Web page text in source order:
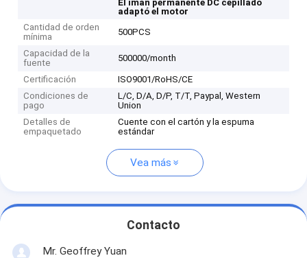
El imán permanente DC cepillado
adaptó el motor
Cantidad de orden
mínima
500PCS
Capacidad de la
fuente
500000/month
Certificación
ISO9001/RoHS/CE
Condiciones de
pago
L/C, D/A, D/P, T/T, Paypal, Western
Union
Detalles de
empaquetado
Cuente con el cartón y la espuma
estándar
Vea más
Contacto
Mr. Geoffrey Yuan